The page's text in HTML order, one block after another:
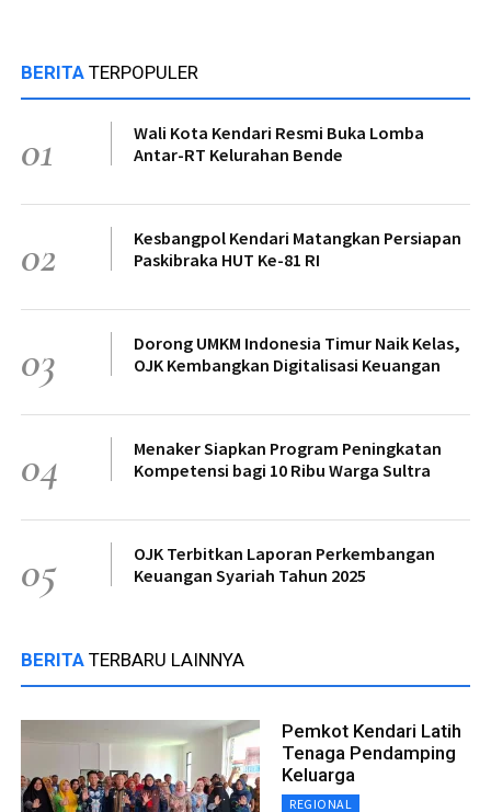
BERITA TERPOPULER
01
Wali Kota Kendari Resmi Buka Lomba
Antar-RT Kelurahan Bende
02
Kesbangpol Kendari Matangkan Persiapan
Paskibraka HUT Ke-81 RI
03
Dorong UMKM Indonesia Timur Naik Kelas,
OJK Kembangkan Digitalisasi Keuangan
04
Menaker Siapkan Program Peningkatan
Kompetensi bagi 10 Ribu Warga Sultra
05
OJK Terbitkan Laporan Perkembangan
Keuangan Syariah Tahun 2025
BERITA TERBARU LAINNYA
Pemkot Kendari Latih
Tenaga Pendamping
Keluarga
REGIONAL